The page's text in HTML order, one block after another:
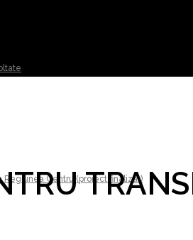
Centru (proiect finalizat)